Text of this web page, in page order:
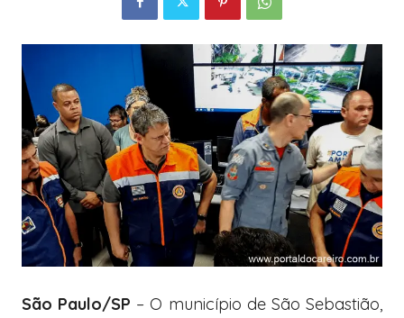
São Paulo/SP – O município de São Sebastião,